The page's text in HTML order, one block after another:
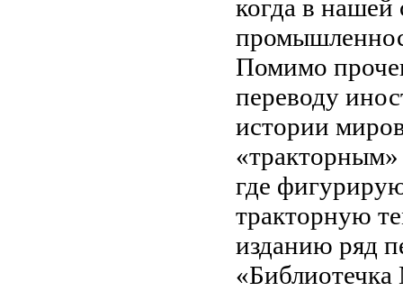
когда в нашей
Помимо
переводу
истории
где
тракторную
изданию ряд
«Библиотечка